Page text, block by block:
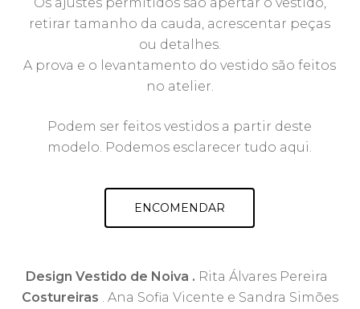
retirar tamanho da cauda, acrescentar peças
ou detalhes.
A prova e o levantamento do vestido são feitos
no atelier.
Podem ser feitos vestidos a partir deste
modelo. Podemos esclarecer tudo aqui.
ENCOMENDAR
Design Vestido de Noiva . Rita Álvares Pereira
Costureiras . Ana Sofia Vicente e Sandra Simões